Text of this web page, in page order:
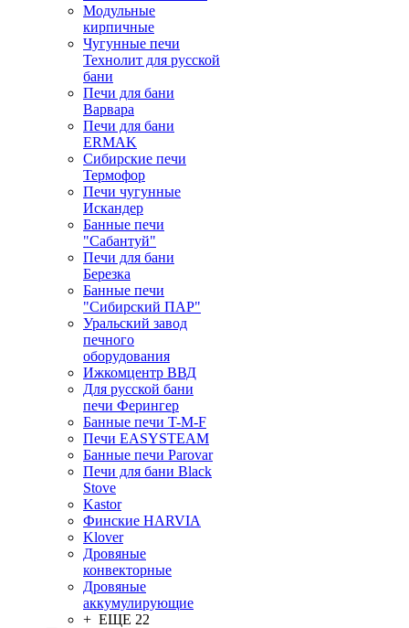
Модульные
кирпичные
Чугунные печи
Технолит для русской
бани
Печи для бани
Варвара
Печи для бани
ERMAK
Сибирские печи
Термофор
Печи чугунные
Искандер
Банные печи
"Сабантуй"
Печи для бани
Березка
Банные печи
"Сибирский ПАР"
Уральский завод
печного
оборудования
Ижкомцентр ВВД
Для русской бани
печи Ферингер
Банные печи T-M-F
Печи EASYSTEAM
Банные печи Parovar
Печи для бани Black
Stove
Kastor
Финские HARVIA
Klover
Дровяные
конвекторные
Дровяные
аккумулирующие
+ ЕЩЕ 22